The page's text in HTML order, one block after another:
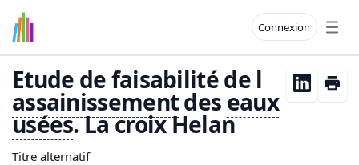
Connexion
Etude de faisabilité de l
assainissementdes eaux
usées. La croix Helan
Titre alternatif